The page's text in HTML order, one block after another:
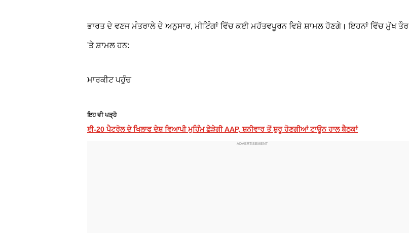
ਭਾਰਤ ਦੇ ਵਣਜ ਮੰਤਰਾਲੇ ਦੇ ਅਨੁਸਾਰ, ਮੀਟਿੰਗਾਂ ਵਿੱਚ ਕਈ ਮਹੱਤਵਪੂਰਨ ਵਿਸ਼ੇ ਸ਼ਾਮਲ ਹੋਣਗੇ। ਇਹਨਾਂ ਵਿੱਚ ਮੁੱਖ ਤੌਰ
'ਤੇ ਸ਼ਾਮਲ ਹਨ:
ਮਾਰਕੀਟ ਪਹੁੰਚ
ਇਹ ਵੀ ਪੜ੍ਹੋ
ਈ-20 ਪੈਟਰੋਲ ਦੇ ਖਿਲਾਫ ਦੇਸ਼ ਵਿਆਪੀ ਮੁਹਿੰਮ ਛੇੜੇਗੀ AAP, ਸ਼ਨੀਵਾਰ ਤੋਂ ਸ਼ੁਰੂ ਹੋਣਗੀਆਂ ਟਾਊਨ ਹਾਲ ਬੈਠਕਾਂ